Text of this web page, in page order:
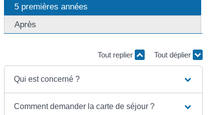
5 premières années
Après
Tout replier Tout déplier
Qui est concerné ?
Comment demander la carte de séjour ?